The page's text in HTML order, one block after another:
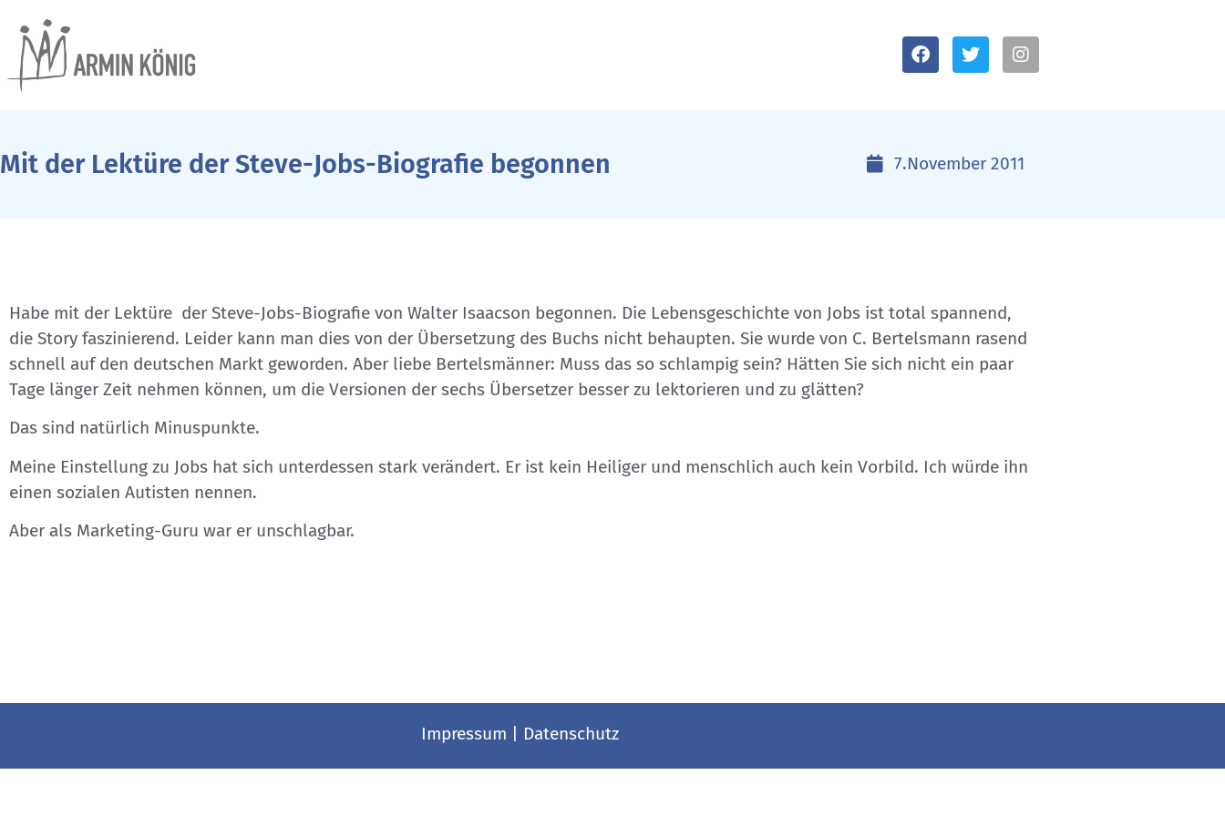
Mit der Lektüre der Steve-Jobs-Biografie begonnen 7.November 2011
Habe mit der Lektüre der Steve-Jobs-Biografie von Walter Isaacson begonnen. Die Lebensgeschichte von Jobs ist total spannend,
die Story faszinierend. Leider kann man dies von der Übersetzung des Buchs nicht behaupten. Sie wurde von C. Bertelsmann rasend
schnell auf den deutschen Markt geworden. Aber liebe Bertelsmänner: Muss das so schlampig sein? Hätten Sie sich nicht ein paar
Tage länger Zeit nehmen können, um die Versionen der sechs Übersetzer besser zu lektorieren und zu glätten?
Das sind natürlich Minuspunkte.
Meine Einstellung zu Jobs hat sich unterdessen stark verändert. Er ist kein Heiliger und menschlich auch kein Vorbild. Ich würde ihn
einen sozialen Autisten nennen.
Aber als Marketing-Guru war er unschlagbar.
Impressum Datenschutz